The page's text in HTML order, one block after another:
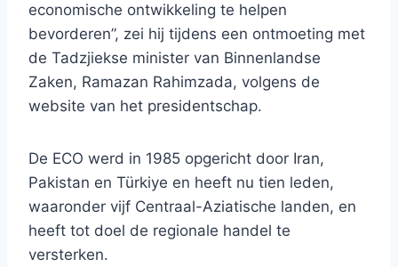
economische ontwikkeling te helpen
bevorderen”, zei hij tijdens een ontmoeting met
de Tadzjiekse minister van Binnenlandse
Zaken, Ramazan Rahimzada, volgens de
website van het presidentschap.
De ECO werd in 1985 opgericht door Iran,
Pakistan en Türkiye en heeft nu tien leden,
waaronder vijf Centraal-Aziatische landen, en
heeft tot doel de regionale handel te
versterken.